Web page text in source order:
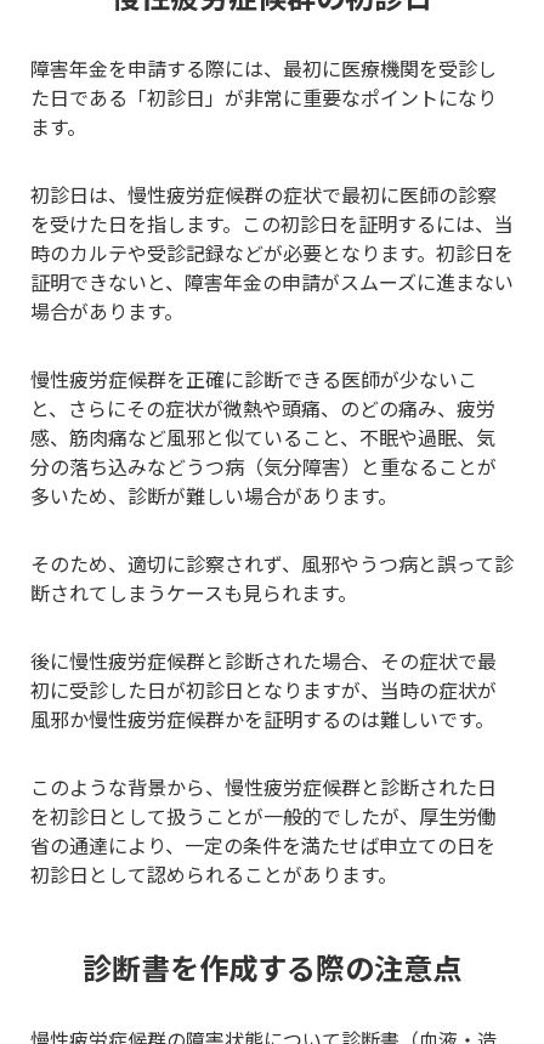
障害年金を申請する際には、最初に医療機関を受診し
た日である「初診日」が非常に重要なポイントになり
ます。
初診日は、慢性疲労症候群の症状で最初に医師の診察
を受けた日を指します。この初診日を証明するには、当
時のカルテや受診記録などが必要となります。初診日を
証明できないと、障害年金の申請がスムーズに進まない
場合があります。
慢性疲労症候群を正確に診断できる医師が少ないこ
と、さらにその症状が微熱や頭痛、のどの痛み、疲労
感、筋肉痛など風邪と似ていること、不眠や過眠、気
分の落ち込みなどうつ病（気分障害）と重なることが
多いため、診断が難しい場合があります。
そのため、適切に診察されず、風邪やうつ病と誤って診
断されてしまうケースも見られます。
後に慢性疲労症候群と診断された場合、その症状で最
初に受診した日が初診日となりますが、当時の症状が
風邪か慢性疲労症候群かを証明するのは難しいです。
このような背景から、慢性疲労症候群と診断された日
を初診日として扱うことが一般的でしたが、厚生労働
省の通達により、一定の条件を満たせば申立ての日を
初診日として認められることがあります。
診断書を作成する際の注意点